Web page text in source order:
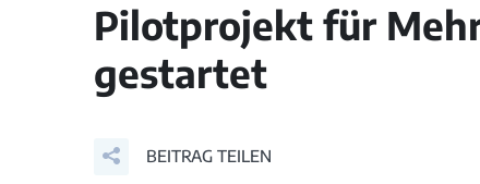
Pilotprojekt für
gestartet
BEITRAG TEILEN